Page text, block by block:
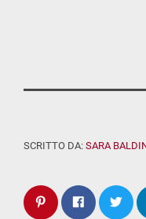
SCRITTO DA: SARA